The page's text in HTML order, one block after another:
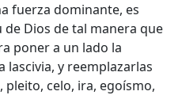
fuerza dominante, es
Dios de tal manera que
poner a un lado la
lascivia, y reemplazarlas
pleito, celo, ira, egoísmo,